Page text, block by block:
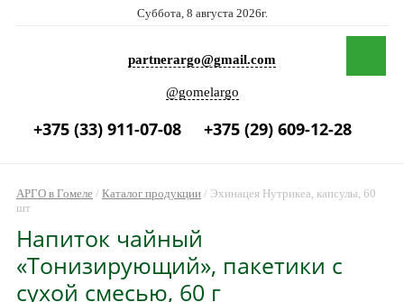
Суббота, 8 августа 2026г.
partnerargo@gmail.com
@gomelargo
+375 (33) 911-07-08 +375 (29) 609-12-28
АРГО в Гомеле/ Каталог продукции/ Эхинацея Нутрикеа, капсулы, 60
шт
Напиток чайный
«Тонизирующий», пакетики с
сухой смесью, 60 г